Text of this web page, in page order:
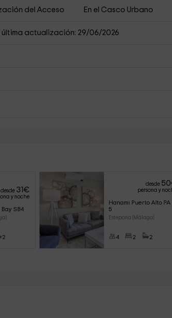
del Acceso En el Casco Urbano
última actualización: 29/06/2026
desde 31€
y noche
SB4
2
desde 50
persona y
Hanami Puerto Alto PA
5
Estepona (Málaga)
4 2 2